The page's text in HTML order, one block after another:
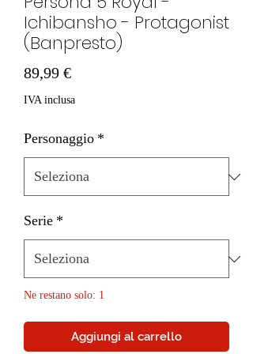
Ichibansho - Protagonist
(Banpresto)
89,99 €Prezzo
IVA inclusa
Personaggio *
Serie *
Ne restano solo: 1
Aggiungi al carrello